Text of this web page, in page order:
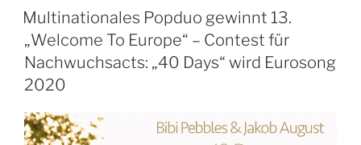
AM
Multinationales Popduo gewinnt 13.
„Welcome To Europe“ – Contest für
Nachwuchsacts: „40 Days“ wird Eurosong
2020